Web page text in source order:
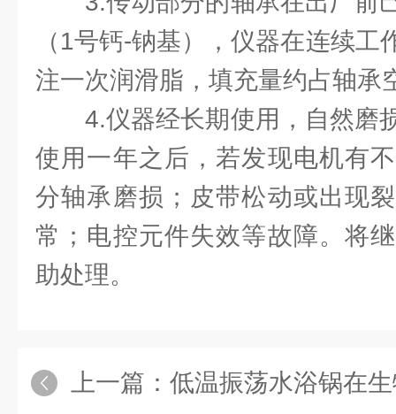
（1号钙-钠基），仪器在连续
注一次润滑脂，填充量约占轴承
4.仪器经长期使用，自然磨
使用一年之后，若发现电机有
分轴承磨损；皮带松动或出现
常；电控元件失效等故障。将
助处理。
上一篇： 低温振荡水浴锅在